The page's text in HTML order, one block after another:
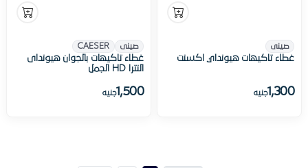
صينى
غطاء تاكيهات هيونداي اكسنت
1,300جنيه
صينى CAESER
غطاء تاكيهات بالجوان هيونداى
النترا HD الجمل
1,500جنيه